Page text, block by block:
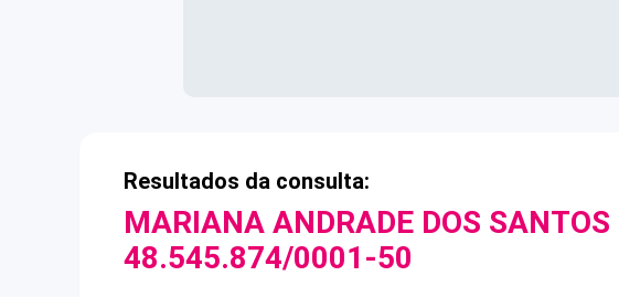
Resultados da consulta:
MARIANA ANDRADE DOS SANTOS
48.545.874/0001-50